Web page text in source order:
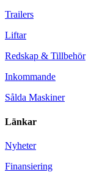
Trailers
Liftar
Redskap & Tillbehör
Inkommande
Sålda Maskiner
Länkar
Nyheter
Finansiering